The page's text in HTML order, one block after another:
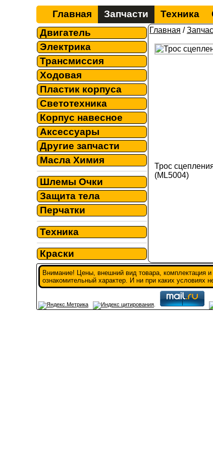
Главная Запчасти Техника
Двигатель
Электрика
Трансмиссия
Ходовая
Пластик корпуса
Светотехника
Корпус навесное
Аксессуары
Другие запчасти
Масла Химия
Шлемы Очки
Защита тела
Перчатки
Техника
Краски
Главная /
Трос
(ML5004)
Внимание! Цены, внешний вид товара, комплектация
ознакомительный характер. И ни при каких условиях